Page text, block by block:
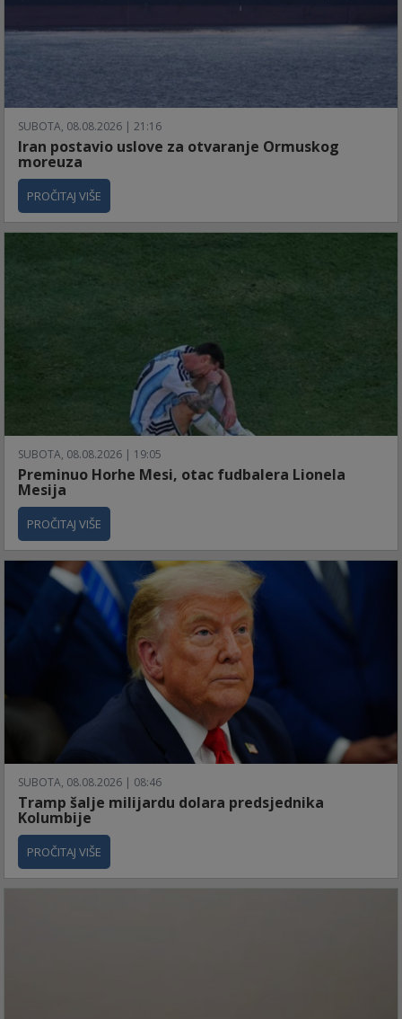
SUBOTA, 08.08.2026 | 21:16
Iran postavio uslove za otvaranje Ormuskog
moreuza
PROČITAJ VIŠE
SUBOTA, 08.08.2026 | 19:05
Preminuo Horhe Mesi, otac fudbalera Lionela
Mesija
PROČITAJ VIŠE
SUBOTA, 08.08.2026 | 08:46
Tramp šalje milijardu dolara predsjednika
Kolumbije
PROČITAJ VIŠE